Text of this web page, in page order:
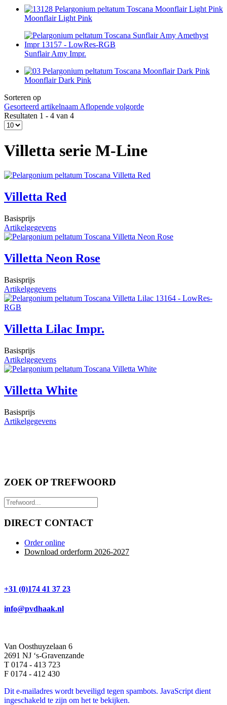
Moonflair Light Pink
Sunflair Amy Impr.
Moonflair Dark Pink
Sorteren op
Gesorteerd artikelnaam Aflopende volgorde
Resultaten 1 - 4 van 4
Villetta serie M-Line
Villetta Red
Basisprijs
Artikelgegevens
Villetta Neon Rose
Basisprijs
Artikelgegevens
Villetta Lilac Impr.
Basisprijs
Artikelgegevens
Villetta White
Basisprijs
Artikelgegevens
ZOEK OP TREFWOORD
DIRECT CONTACT
Order online
Download orderform 2026-2027
+31 (0)174 41 37 23
info@pvdhaak.nl
Van Oosthuyzelaan 6
2691 NJ ‘s-Gravenzande
T 0174 - 413 723
F 0174 - 412 430
Dit e-mailadres wordt beveiligd tegen spambots. JavaScript dient
ingeschakeld te zijn om het te bekijken.